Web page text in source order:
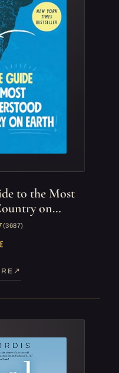
to the Most
on…
(3 687)